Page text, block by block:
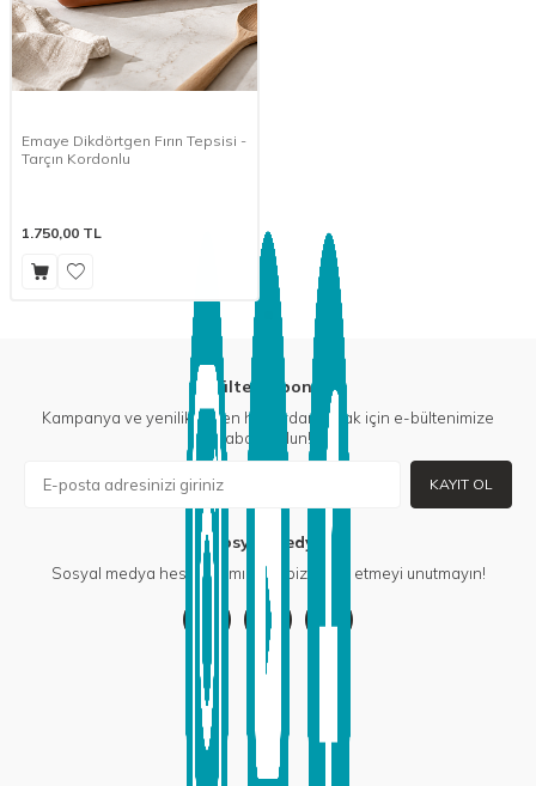
Emaye Dikdörtgen Fırın Tepsisi -
Tarçın Kordonlu
1.750,00 TL
E-Bülten Aboneliği
Kampanya ve yeniliklerden haberdar olmak için e-bültenimize
abone olun!
KAYIT OL
Sosyal Medya
Sosyal medya hesaplarımızdan bizi takip etmeyi unutmayın!